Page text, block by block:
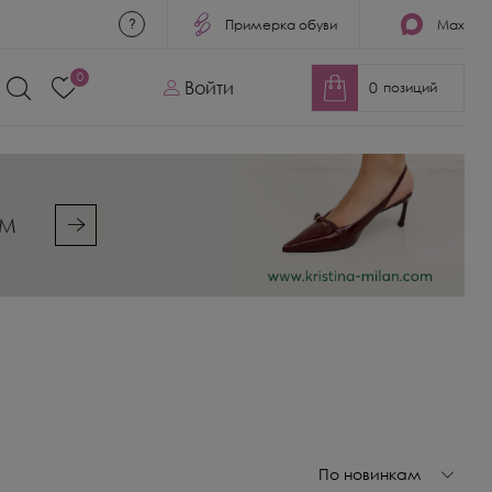
Примерка обуви Max
0
Войти 0 позиций
По новинкам